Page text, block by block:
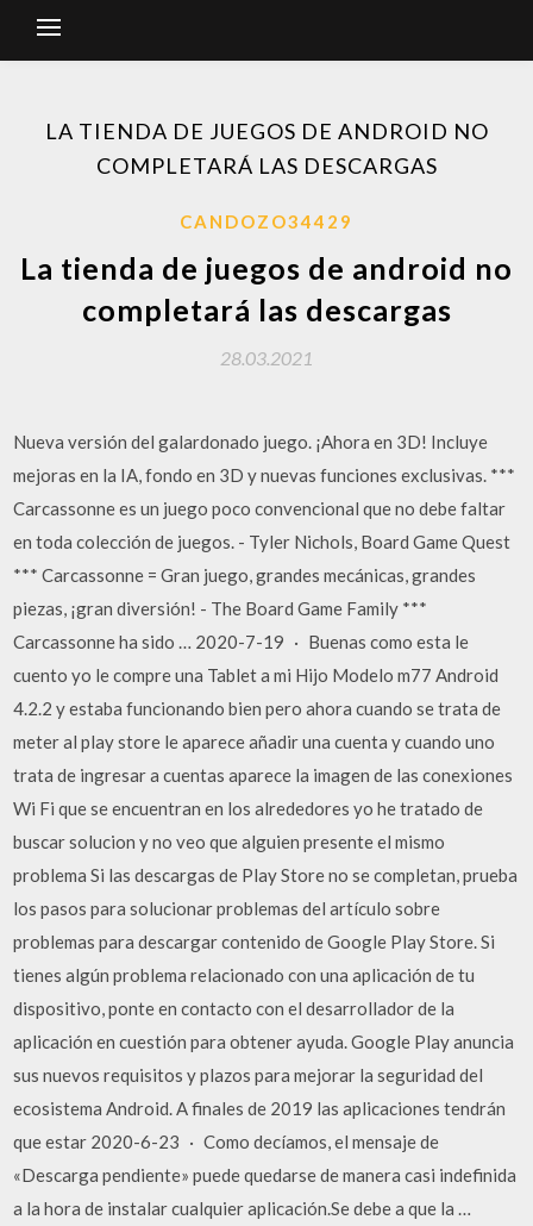
LA TIENDA DE JUEGOS DE ANDROID NO
COMPLETARÁ LAS DESCARGAS
CANDOZO34429
La tienda de juegos de android no
completará las descargas
28.03.2021
Nueva versión del galardonado juego. ¡Ahora en 3D! Incluye
mejoras en la IA, fondo en 3D y nuevas funciones exclusivas. ***
Carcassonne es un juego poco convencional que no debe faltar
en toda colección de juegos. - Tyler Nichols, Board Game Quest
*** Carcassonne = Gran juego, grandes mecánicas, grandes
piezas, ¡gran diversión! - The Board Game Family ***
Carcassonne ha sido … 2020-7-19 · Buenas como esta le
cuento yo le compre una Tablet a mi Hijo Modelo m77 Android
4.2.2 y estaba funcionando bien pero ahora cuando se trata de
meter al play store le aparece añadir una cuenta y cuando uno
trata de ingresar a cuentas aparece la imagen de las conexiones
Wi Fi que se encuentran en los alrededores yo he tratado de
buscar solucion y no veo que alguien presente el mismo
problema Si las descargas de Play Store no se completan, prueba
los pasos para solucionar problemas del artículo sobre
problemas para descargar contenido de Google Play Store. Si
tienes algún problema relacionado con una aplicación de tu
dispositivo, ponte en contacto con el desarrollador de la
aplicación en cuestión para obtener ayuda. Google Play anuncia
sus nuevos requisitos y plazos para mejorar la seguridad del
ecosistema Android. A finales de 2019 las aplicaciones tendrán
que estar 2020-6-23 · Como decíamos, el mensaje de
«Descarga pendiente» puede quedarse de manera casi indefinida
a la hora de instalar cualquier aplicación.Se debe a que la …